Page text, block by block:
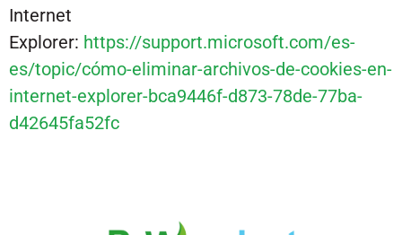
Internet
Explorer: https://support.microsoft.com/es-
es/topic/cómo-eliminar-archivos-de-cookies-en-
internet-explorer-bca9446f-d873-78de-77ba-
d42645fa52fc